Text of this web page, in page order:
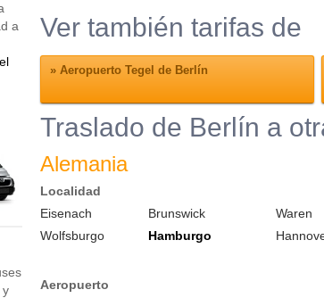
a
y
Ver también tarifas de
» Aeropuerto Tegel de Berlín
Traslado de Berlín a
Alemania
Localidad
Eisenach
Brunswick Waren
Wolfsburgo
Hamburgo
Aeropuerto